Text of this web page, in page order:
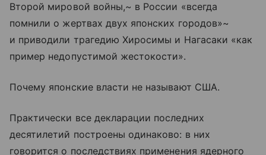
Второй мировой войны,~ в России «всегда
помнили о жертвах двух японских городов»~
и приводили трагедию Хиросимы и Нагасаки «как
пример недопустимой жестокости».
Почему японские власти не называют США.
Практически все декларации последних
десятилетий построены одинаково: в них
говорится о последствиях применения ядерного